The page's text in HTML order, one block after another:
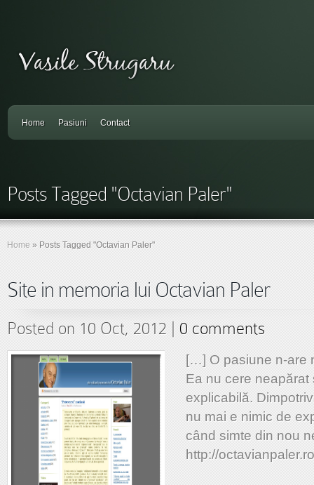
Home Pasiuni Contact
Posts Tagged "Octavian Paler"
Home » Posts Tagged "Octavian Paler"
Site in memoria lui Octavian Paler
Posted on 10 Oct, 2012 | 0 comments
[…] O pasiune n-are
Ea nu cere
explicabilă.
nu mai e nimic de
când simte din nou
http://